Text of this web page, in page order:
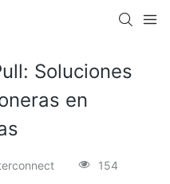
Soluciones
en
154